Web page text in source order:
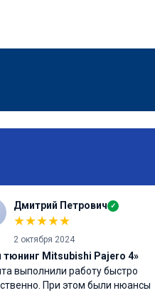
Дмитрий Петрович ✓
★★★★★
2 октября 2024
тюнинг Mitsubishi Pajero 4»
выполнили работу быстро
При этом были нюансы